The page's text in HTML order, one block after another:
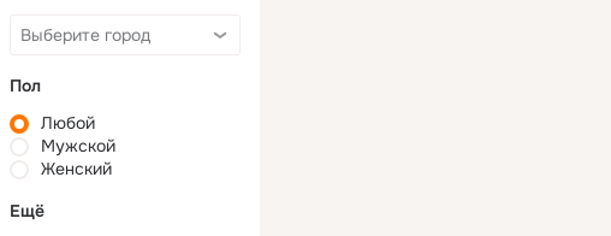
Пол
Любой
Мужской
Женский
Ещё